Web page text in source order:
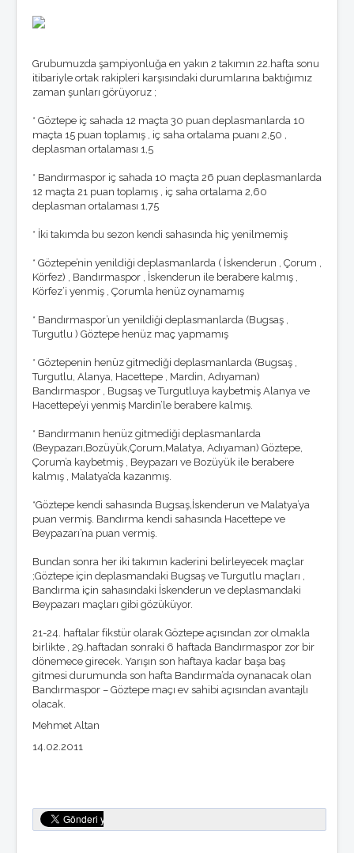
Tribün besteleri
Tezahürat Kayıtları
Taraftar Anayasası
Göztepe TV
Foto Galeri
Winamp Skinleri
Ekran Koruyucu
KÖŞE YAZILARI
O.Reşat Sipahi
Koray Emre Çokbankır
Serkan Boyacıoğlu
Burçak Ünsal
Mehmet Altan
Özkan Cengiz
Süleyman Yengil
Grubumuzda şampiyonluğa en yakın 2 takımın 22.hafta sonu
itibariyle ortak rakipleri karşısındaki durumlarına baktığımız
zaman şunları görüyoruz ;
* Göztepe iç sahada 12 maçta 30 puan deplasmanlarda 10
maçta 15 puan toplamış , iç saha ortalama puanı 2,50 ,
deplasman ortalaması 1,5
* Bandırmaspor iç sahada 10 maçta 26 puan deplasmanlarda
12 maçta 21 puan toplamış , iç saha ortalama 2,60
deplasman ortalaması 1,75
* İki takımda bu sezon kendi sahasında hiç yenilmemiş
* Göztepe’nin yenildiği deplasmanlarda ( İskenderun , Çorum ,
Körfez) , Bandırmaspor , İskenderun ile berabere kalmış ,
Körfez’i yenmiş , Çorumla henüz oynamamış
* Bandırmaspor’un yenildiği deplasmanlarda (Bugsaş ,
Turgutlu ) Göztepe henüz maç yapmamış
* Göztepenin henüz gitmediği deplasmanlarda (Bugsaş ,
Turgutlu, Alanya, Hacettepe , Mardin, Adıyaman)
Bandırmaspor , Bugsaş ve Turgutluya kaybetmiş Alanya ve
Hacettepe’yi yenmiş Mardin’le berabere kalmış.
* Bandırmanın henüz gitmediği deplasmanlarda
(Beypazarı,Bozüyük,Çorum,Malatya, Adıyaman) Göztepe,
Çorum’a kaybetmiş , Beypazarı ve Bozüyük ile berabere
kalmış , Malatya’da kazanmış.
*Göztepe kendi sahasında Bugsaş,İskenderun ve Malatya’ya
puan vermiş. Bandırma kendi sahasında Hacettepe ve
Beypazarı’na puan vermiş.
Bundan sonra her iki takımın kaderini belirleyecek maçlar
;Göztepe için deplasmandaki Bugsaş ve Turgutlu maçları ,
Bandırma için sahasındaki İskenderun ve deplasmandaki
Beypazarı maçları gibi gözüküyor.
21-24. haftalar fikstür olarak Göztepe açısından zor olmakla
birlikte , 29.haftadan sonraki 6 haftada Bandırmaspor zor bir
dönemece girecek. Yarışın son haftaya kadar başa baş
gitmesi durumunda son hafta Bandırma’da oynanacak olan
Bandırmaspor – Göztepe maçı ev sahibi açısından avantajlı
olacak.
Mehmet Altan
14.02.2011